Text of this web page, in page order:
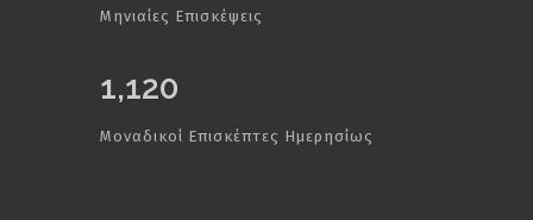
Μηνιαίες Επισκέψεις
1,120
Μοναδικοί Επισκέπτες Ημερησίως